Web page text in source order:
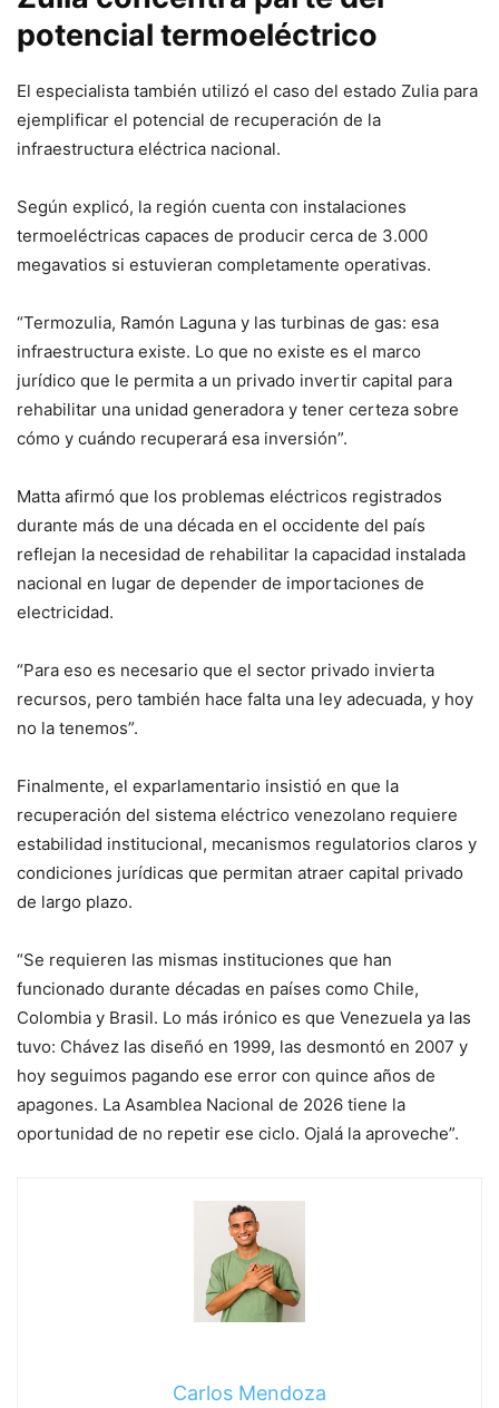
potencial termoeléctrico
El especialista también utilizó el caso del estado Zulia para
ejemplificar el potencial de recuperación de la
infraestructura eléctrica nacional.
Según explicó, la región cuenta con instalaciones
termoeléctricas capaces de producir cerca de 3.000
megavatios si estuvieran completamente operativas.
“Termozulia, Ramón Laguna y las turbinas de gas: esa
infraestructura existe. Lo que no existe es el marco
jurídico que le permita a un privado invertir capital para
rehabilitar una unidad generadora y tener certeza sobre
cómo y cuándo recuperará esa inversión”.
Matta afirmó que los problemas eléctricos registrados
durante más de una década en el occidente del país
reflejan la necesidad de rehabilitar la capacidad instalada
nacional en lugar de depender de importaciones de
electricidad.
“Para eso es necesario que el sector privado invierta
recursos, pero también hace falta una ley adecuada, y hoy
no la tenemos”.
Finalmente, el exparlamentario insistió en que la
recuperación del sistema eléctrico venezolano requiere
estabilidad institucional, mecanismos regulatorios claros y
condiciones jurídicas que permitan atraer capital privado
de largo plazo.
“Se requieren las mismas instituciones que han
funcionado durante décadas en países como Chile,
Colombia y Brasil. Lo más irónico es que Venezuela ya las
tuvo: Chávez las diseñó en 1999, las desmontó en 2007 y
hoy seguimos pagando ese error con quince años de
apagones. La Asamblea Nacional de 2026 tiene la
oportunidad de no repetir ese ciclo. Ojalá la aproveche”.
Carlos Mendoza